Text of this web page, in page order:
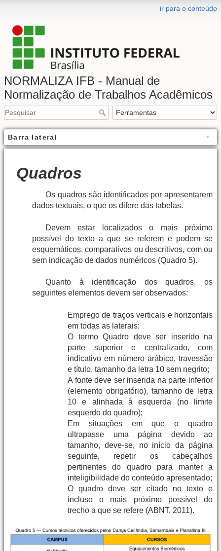
ir para o conteúdo
NORMALIZA IFB - Manual de
Normalização de Trabalhos Acadêmicos
Barra lateral
Quadros
Os quadros são identificados por apresentarem
dados textuais, o que os difere das tabelas.
Devem estar localizados o mais próximo
possível do texto a que se referem e podem se
esquemáticos, comparativos ou descritivos, com ou
sem indicação de dados numéricos (Quadro 5).
Quanto à identificação dos quadros, os
seguintes elementos devem ser observados:
Emprego de traços verticais e horizontais
em todas as laterais;
O termo Quadro deve ser inserido na
parte superior e centralizado, com
indicativo em número arábico, travessão
e título, tamanho da letra 10 sem negrito;
A fonte deve ser inserida na parte inferior
(elemento obrigatório), tamanho de letra
10 e alinhada à esquerda (no limite
esquerdo do quadro);
Em situações em que o quadro
ultrapasse uma página devido ao
tamanho, deve-se, no início da página
seguinte, repetir os cabeçalhos
pertinentes do quadro para manter a
inteligibilidade do conteúdo apresentado;
O quadro deve ser citado no texto e
incluso o mais próximo possível do
trecho a que se refere (ABNT, 2011).